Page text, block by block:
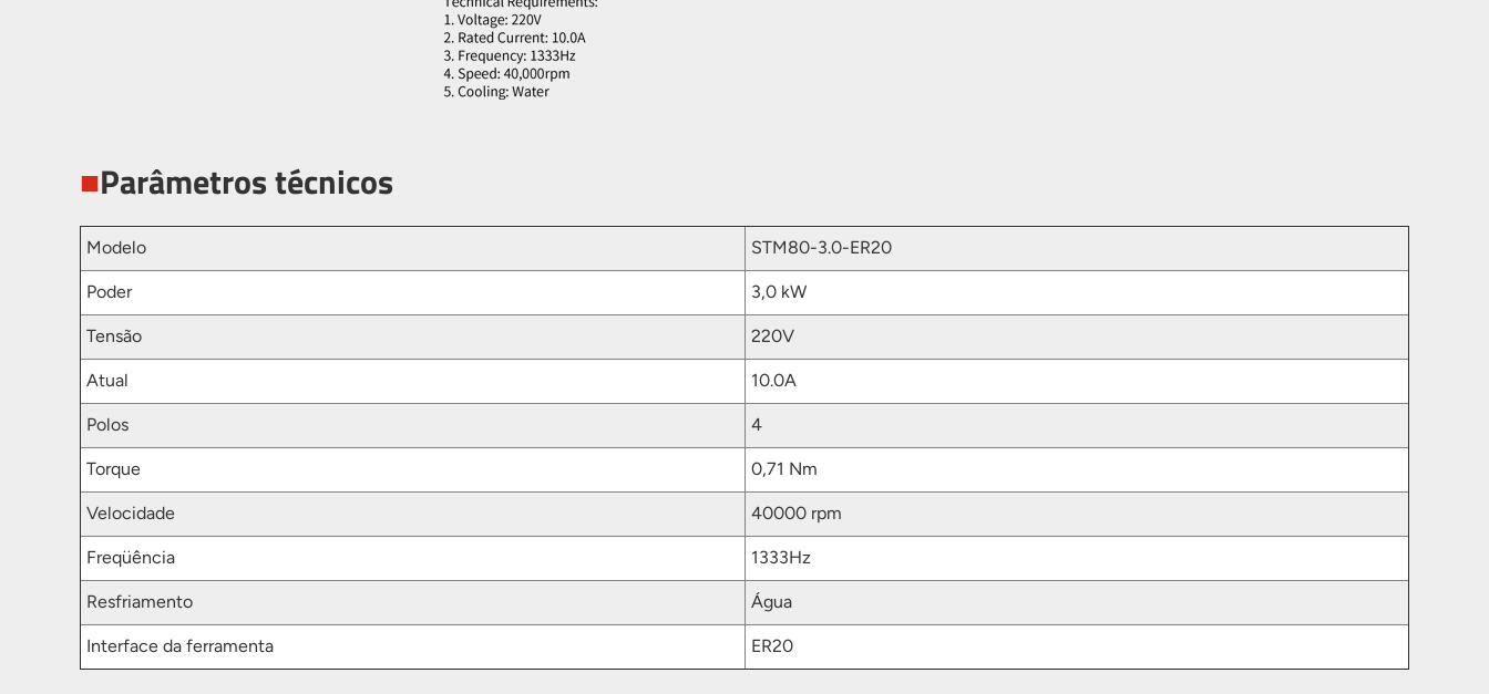
■Parâmetros técnicos
Modelo STM80-3.0-ER20
Poder 3,0 kW
Tensão 220V
Atual 10.0A
Polos 4
Torque 0,71 Nm
Velocidade 40000 rpm
Freqüência 1333Hz
Resfriamento Água
Interface da ferramenta ER20